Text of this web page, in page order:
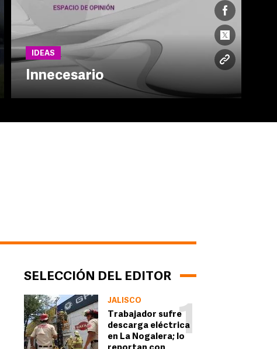
IDEAS
Innecesario
SELECCIÓN DEL EDITOR
1
JALISCO
Trabajador sufre
descarga eléctrica
en La Nogalera; lo